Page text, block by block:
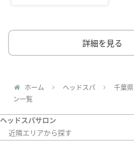
詳細を見る
ホーム ヘッドスパ 千葉県
ン一覧
ヘッドスパサロン
近隣エリアから探す